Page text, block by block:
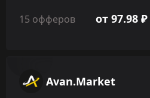
15 офферов от 97.98 ₽
Avan.Market